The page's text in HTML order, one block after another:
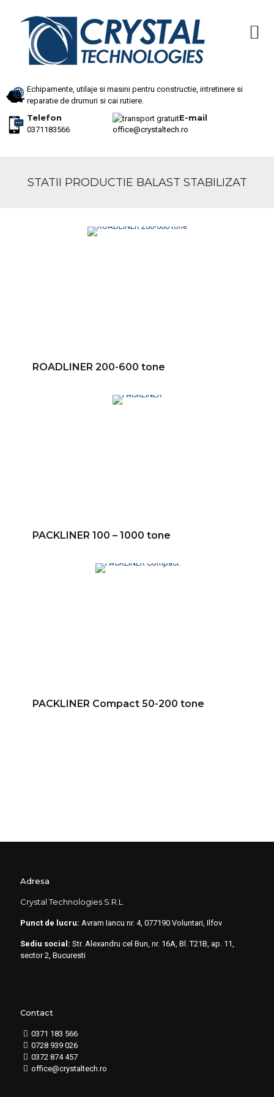
Echipamente, utilaje si masini pentru constructie, intretinere si
reparatie de drumuri si cai rutiere.
Telefon
0371183566
E-mail
office@crystaltech.ro
STATII PRODUCTIE BALAST STABILIZAT
ROADLINER 200-600 tone
PACKLINER 100 – 1000 tone
PACKLINER Compact 50-200 tone
Adresa
Crystal Technologies S.R.L
Punct de lucru: Avram Iancu nr. 4, 077190 Voluntari, Ilfov
Sediu social: Str. Alexandru cel Bun, nr. 16A, Bl. T21B, ap. 11,
sector 2, Bucuresti
Contact
0371 183 566
0728 939 026
0372 874 457
office@crystaltech.ro